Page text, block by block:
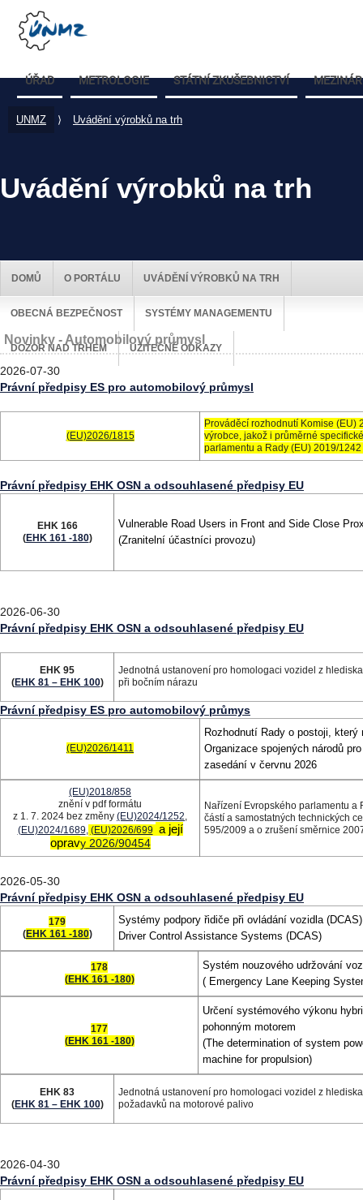
ÚŘAD METROLOGIE STÁTNÍ ZKUŠEBNICTVÍ
UNMZ ⟩ Uvádění výrobků na trh
Uvádění výrobků na trh
DOMŮ O PORTÁLU UVÁDĚNÍ VÝROBKŮ NA TRH
OBECNÁ BEZPEČNOST SYSTÉMY MANAGEMENTU
DOZOR NAD TRHEM UŽITEČNÉ ODKAZY
Novinky - Automobilový průmysl
2026-07-30
Právní předpisy ES pro automobilový průmysl
(EU)2026/1815
Prováděcí rozhodnutí Komise
výrobce, jakož i průměrné
parlamentu a Rady (EU) 2019/
Právní předpisy EHK OSN a odsouhlasené předpisy EU
EHK 166
(EHK 161 -180)
Vulnerable Road Users in Front and Side Close
(Zranitelní účastníci provozu)
2026-06-30
Právní předpisy EHK OSN a odsouhlasené předpisy EU
EHK 95
(EHK 81 – EHK 100)
Jednotná ustanovení pro homologaci vozidel z
při bočním nárazu
Právní předpisy ES pro automobilový průmys
(EU)2026/1411
Rozhodnutí Rady o postoji,
Organizace spojených národů
zasedání v červnu 2026
(EU)2018/858
znění v pdf formátu
z 1. 7. 2024 bez změny (EU)2024/1252,
(EU)2024/1689, (EU)2026/699 a její
opravy2026/90454
Nařízení Evropského parlamentu
částí a samostatných technických
595/2009 a o zrušení směrnice
2026-05-30
Právní předpisy EHK OSN a odsouhlasené předpisy EU
179
(EHK 161 -180)
Systémy podpory řidiče při ovládání vozidla (DCAS)
Driver Control Assistance Systems (DCAS)
178
(EHK 161 -180)
Systém nouzového udržování
( Emergency Lane Keeping
177
(EHK 161 -180)
Určení systémového výkonu
pohonným motorem
(The determination of system
machine for propulsion)
EHK 83
(EHK 81 – EHK 100)
Jednotná ustanovení pro homologaci vozidel z
požadavků na motorové palivo
2026-04-30
Právní předpisy EHK OSN a odsouhlasené předpisy EU